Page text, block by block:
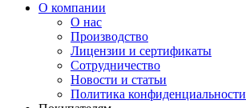
О компании
О нас
Производство
Лицензии и сертификаты
Сотрудничество
Новости и статьи
Политика конфиденциальности